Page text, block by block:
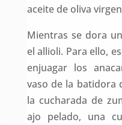
aceite de oliva
Mientras se dora
el allioli. Para ello,
enjuagar los
vaso de la batidora
la cucharada de
ajo pelado, una